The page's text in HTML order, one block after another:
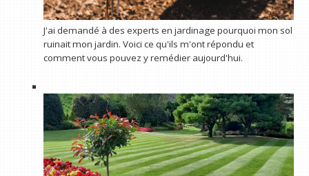
J'ai demandé à des experts en jardinage pourquoi mon sol
ruinait mon jardin. Voici ce qu'ils m'ont répondu et
comment vous pouvez y remédier aujourd'hui.